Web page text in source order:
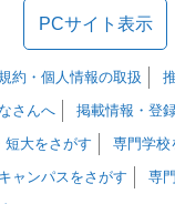
PCサイト表示
約・個人情報の取扱
さんへ
掲載情報・登
短大をさがす
専門学校
ャンパスをさがす
専